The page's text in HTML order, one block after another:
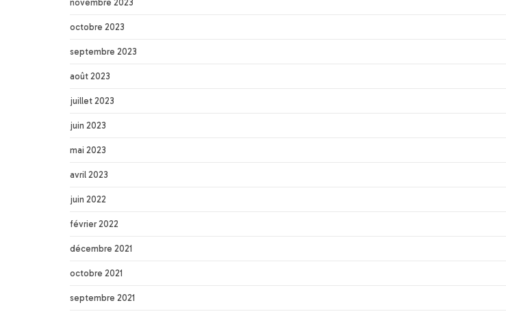
novembre 2023
octobre 2023
septembre 2023
août 2023
juillet 2023
juin 2023
mai 2023
avril 2023
juin 2022
février 2022
décembre 2021
octobre 2021
septembre 2021